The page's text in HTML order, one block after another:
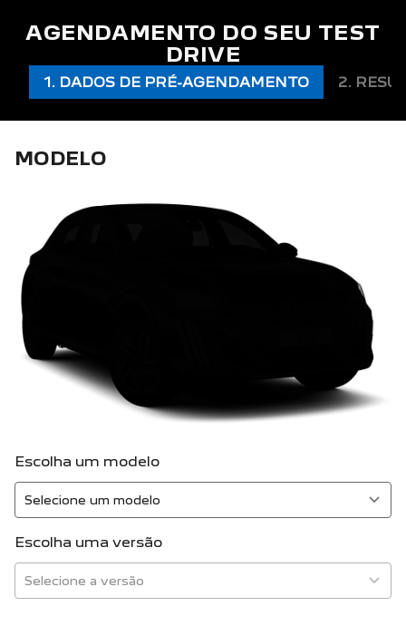
AGENDAMENTO DO SEU TEST
DRIVE
1. DADOS DE PRÉ-AGENDAMENTO 2.
MODELO
Escolha um modelo
Escolha uma versão